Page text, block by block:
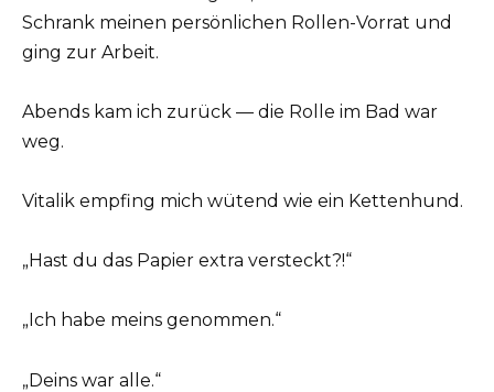
Schrank meinen persönlichen Rollen-Vorrat und
ging zur Arbeit.
Abends kam ich zurück — die Rolle im Bad war
weg.
Vitalik empfing mich wütend wie ein Kettenhund.
„Hast du das Papier extra versteckt?!“
„Ich habe meins genommen.“
„Deins war alle.“